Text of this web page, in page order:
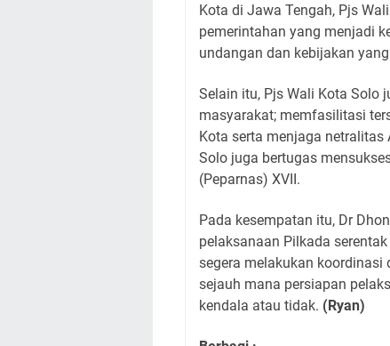
Kota di Jawa Tengah, Pjs
pemerintahan yang menjadi
undangan dan kebijakan
Selain itu, Pjs Wali Kota Solo
masyarakat; memfasilitasi
Kota serta menjaga netralitas
Solo juga bertugas
(Peparnas) XVII.
Pada kesempatan itu, Dr
pelaksanaan Pilkada
segera melakukan koordinasi
sejauh mana persiapan
kendala atau tidak. (Ryan)